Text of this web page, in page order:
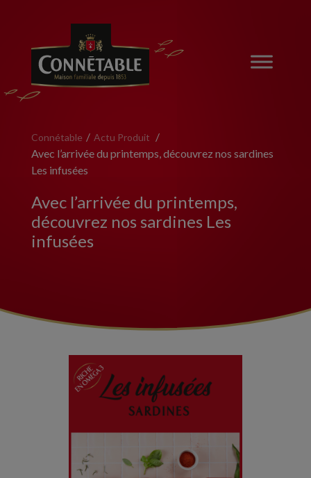
Connétable Actu Produit
Avec l’arrivée du printemps, découvrez nos sardines
Les infusées
Avec l’arrivée du printemps,
découvrez nos sardines Les
infusées